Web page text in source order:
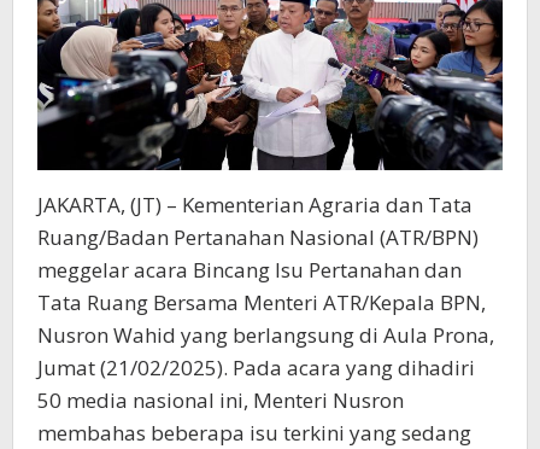
JAKARTA, (JT) – Kementerian Agraria dan Tata
Ruang/Badan Pertanahan Nasional (ATR/BPN)
meggelar acara Bincang Isu Pertanahan dan
Tata Ruang Bersama Menteri ATR/Kepala BPN,
Nusron Wahid yang berlangsung di Aula Prona,
Jumat (21/02/2025). Pada acara yang dihadiri
50 media nasional ini, Menteri Nusron
membahas beberapa isu terkini yang sedang